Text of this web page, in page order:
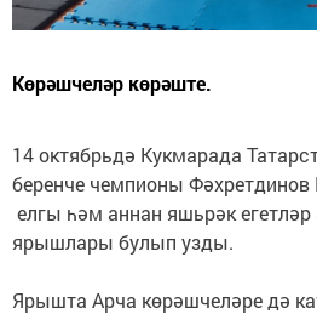
Көрәшчеләр көрәште.
14 октябрьдә Кукмарада
беренче чемпионы Фәхретдинов
елгы һәм аннан яшьрәк
ярышлары булып узды.
Ярышта Арча көрәшчеләре дә